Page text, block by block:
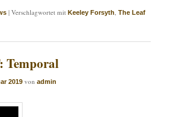
|Verschlagwortet mit Keeley Forsyth,The Leaf
Temporal
2019 vonadmin